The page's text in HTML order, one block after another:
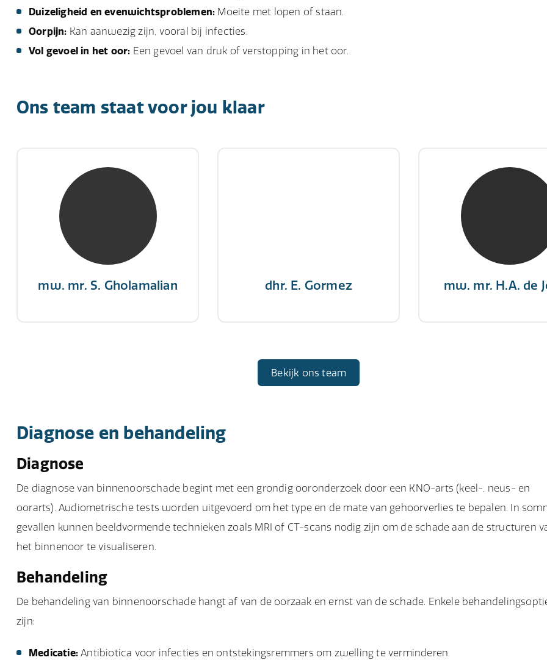
Duizeligheid en evenwichtsproblemen: Moeite met lopen of staan.
Oorpijn: Kan aanwezig zijn, vooral bij infecties.
Vol gevoel in het oor: Een gevoel van druk of verstopping in het oor.
Ons team staat voor jou klaar
mw. mr. S. Gholamalian
mw. mr. S. Gholamalian
NIVRE Register-Expert
“Als je de richting van de wind
niet kunt veranderen, verander
dan de stand van je zeilen.”
dhr. E. Gormez mw. mr. H.A. de
mw. mr. H.A. de
NIVRE Register-
"There is no elevator to
you need to take the
Bekijk ons team
Diagnose en behandeling
Diagnose
De diagnose van binnenoorschade begint met een grondig ooronderzoek door een KNO-arts (keel-, neus- en
oorarts). Audiometrische tests worden uitgevoerd om het type en de mate van gehoorverlies te bepalen. In
gevallen kunnen beeldvormende technieken zoals MRI of CT-scans nodig zijn om de schade aan de structuren
het binnenoor te visualiseren.
Behandeling
De behandeling van binnenoorschade hangt af van de oorzaak en ernst van de schade. Enkele
zijn:
Medicatie: Antibiotica voor infecties en ontstekingsremmers om zwelling te verminderen.